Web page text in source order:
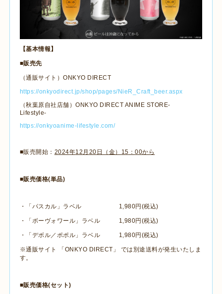
【基本情報】
■販売先
（通販サイト）ONKYO DIRECT
https://onkyodirect.jp/shop/pages/NieR_Craft_beer.aspx
（秋葉原自社店舗）ONKYO DIRECT ANIME STORE-
Lifestyle-
https://onkyoanime-lifestyle.com/
■販売開始： 2024年12 月 20 日（金） 15 ：00から
■販売価格(単品)
・「パスカル」ラベル 1,980円 (税込)
・「ボーヴォワール」ラベル 1,980円 (税込)
・「デボル／ポポル」ラベル 1,980円 (税込)
※通販サイト 「 ONKYO DIRECT 」 では別途送料が発生いたしま
す。
■販売価格(セット)